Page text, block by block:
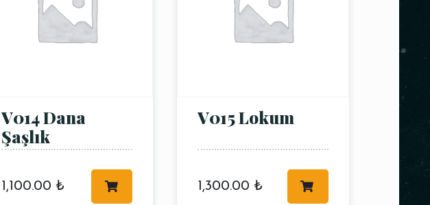
V014 Dana
Şaşlık
1,100.00 ₺
V015 Lokum
1,300.00 ₺